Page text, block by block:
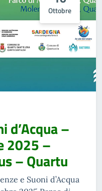
Ottobre
d’Acqua –
2025 –
– Quartu
e Suoni d’Acqua